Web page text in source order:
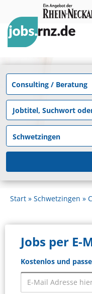
Start Schwetzingen
Jobs per E-
Kostenlos und